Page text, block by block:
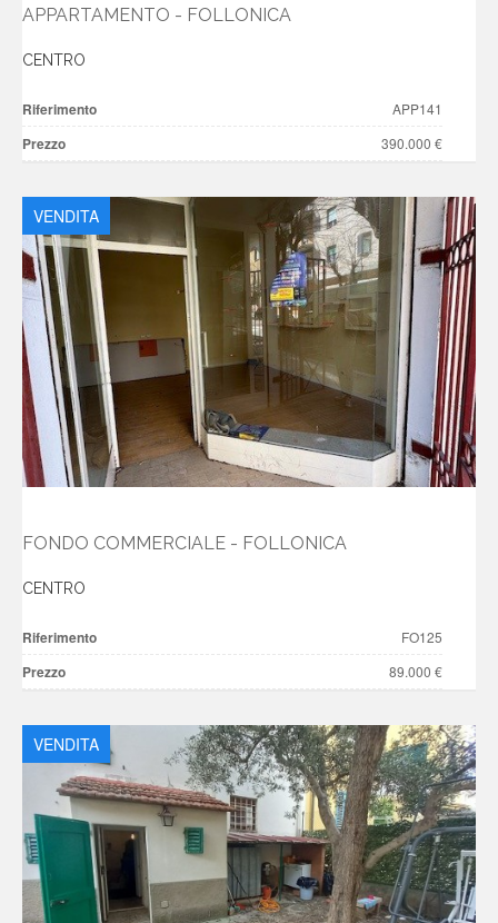
APPARTAMENTO - FOLLONICA
CENTRO
Riferimento APP141
Prezzo 390.000 €
VENDITA
FONDO COMMERCIALE - FOLLONICA
CENTRO
Riferimento FO125
Prezzo 89.000 €
VENDITA